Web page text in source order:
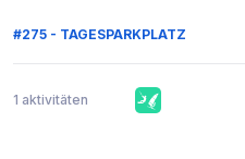
#275 - TAGESPARKPLATZ
1 aktivitäten